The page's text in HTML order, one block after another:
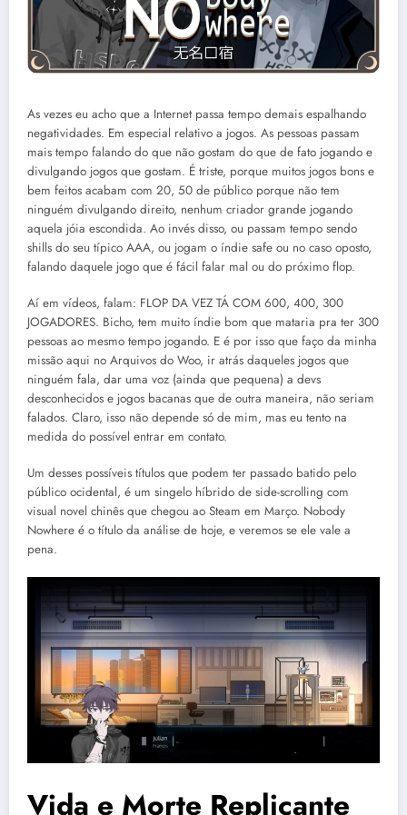
As vezes eu acho que a Internet passa tempo demais espalhando
negatividades. Em especial relativo a jogos. As pessoas passam
mais tempo falando do que não gostam do que de fato jogando e
divulgando jogos que gostam. É triste, porque muitos jogos bons e
bem feitos acabam com 20, 50 de público porque não tem
ninguém divulgando direito, nenhum criador grande jogando
aquela jóia escondida. Ao invés disso, ou passam tempo sendo
shills do seu típico AAA, ou jogam o índie safe ou no caso oposto,
falando daquele jogo que é fácil falar mal ou do próximo flop.
Aí em vídeos, falam: FLOP DA VEZ TÁ COM 600, 400, 300
JOGADORES. Bicho, tem muito índie bom que mataria pra ter 300
pessoas ao mesmo tempo jogando. E é por isso que faço da minha
missão aqui no Arquivos do Woo, ir atrás daqueles jogos que
ninguém fala, dar uma voz (ainda que pequena) a devs
desconhecidos e jogos bacanas que de outra maneira, não seriam
falados. Claro, isso não depende só de mim, mas eu tento na
medida do possível entrar em contato.
Um desses possíveis títulos que podem ter passado batido pelo
público ocidental, é um singelo híbrido de side-scrolling com
visual novel chinês que chegou ao Steam em Março. Nobody
Nowhere é o título da análise de hoje, e veremos se ele vale a
pena.
Vida e Morte Replicante